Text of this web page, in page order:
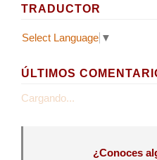
TRADUCTOR
Select Language ▼
ÚLTIMOS
Cargando...
¿Conoces